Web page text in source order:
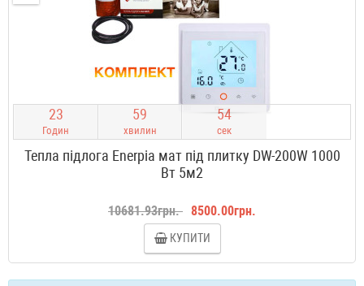
23
Годин
59
хвилин
53
сек
Тепла підлога Enerpia мат під плитку DW-200W 1000
Вт 5м2
10681.93грн. 8500.00грн.
КУПИТИ